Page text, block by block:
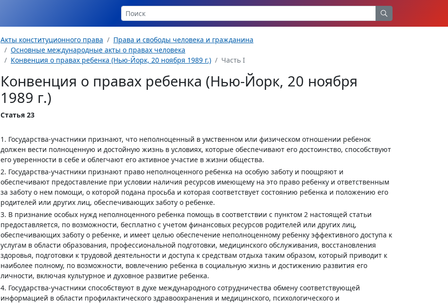
Акты конституционного права
Права и свободы человека и гражданина
Основные международные акты о правах человека
Конвенция о правах ребенка (Нью-Йорк, 20 ноября 1989 г.)
Часть I
Конвенция о правах ребенка (Нью-Йорк, 20 ноября
1989 г.)
Статья 23
1. Государства-участники признают, что неполноценный в умственном или физическом отношении ребенок
должен вести полноценную и достойную жизнь в условиях, которые обеспечивают его достоинство, способствуют
его уверенности в себе и облегчают его активное участие в жизни общества.
2. Государства-участники признают право неполноценного ребенка на особую заботу и поощряют и
обеспечивают предоставление при условии наличия ресурсов имеющему на это право ребенку и ответственным
за заботу о нем помощи, о которой подана просьба и которая соответствует состоянию ребенка и положению его
родителей или других лиц, обеспечивающих заботу о ребенке.
3. В признание особых нужд неполноценного ребенка помощь в соответствии с пунктом 2 настоящей статьи
предоставляется, по возможности, бесплатно с учетом финансовых ресурсов родителей или других лиц,
обеспечивающих заботу о ребенке, и имеет целью обеспечение неполноценному ребенку эффективного доступа к
услугам в области образования, профессиональной подготовки, медицинского обслуживания, восстановления
здоровья, подготовки к трудовой деятельности и доступа к средствам отдыха таким образом, который приводит к
наиболее полному, по возможности, вовлечению ребенка в социальную жизнь и достижению развития его
личности, включая культурное и духовное развитие ребенка.
4. Государства-участники способствуют в духе международного сотрудничества обмену соответствующей
информацией в области профилактического здравоохранения и медицинского, психологического и